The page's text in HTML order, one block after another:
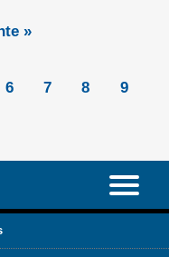
»
6 7 8 9